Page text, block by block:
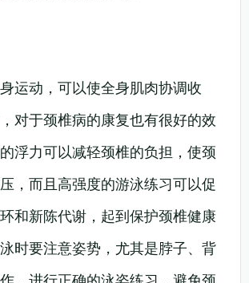
运动，可以使全身肌肉协调收
对于颈椎病的康复也有很好的效
浮力可以减轻颈椎的负担，使颈
，而且高强度的游泳练习可以促
和新陈代谢，起到保护颈椎健康
时要注意姿势，尤其是脖子、背